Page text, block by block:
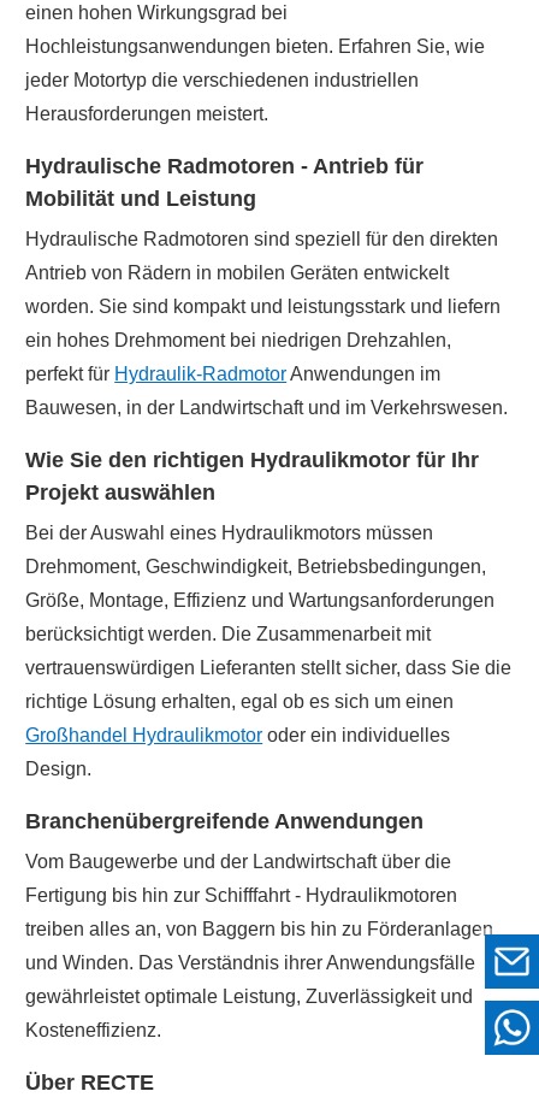
einen hohen Wirkungsgrad bei
Hochleistungsanwendungen bieten. Erfahren Sie, wie
jeder Motortyp die verschiedenen industriellen
Herausforderungen meistert.
Hydraulische Radmotoren - Antrieb für
Mobilität und Leistung
Hydraulische Radmotoren sind speziell für den direkten
Antrieb von Rädern in mobilen Geräten entwickelt
worden. Sie sind kompakt und leistungsstark und liefern
ein hohes Drehmoment bei niedrigen Drehzahlen,
perfekt für Hydraulik-RadmotorAnwendungen im
Bauwesen, in der Landwirtschaft und im Verkehrswesen.
Wie Sie den richtigen Hydraulikmotor für Ihr
Projekt auswählen
Bei der Auswahl eines Hydraulikmotors müssen
Drehmoment, Geschwindigkeit, Betriebsbedingungen,
Größe, Montage, Effizienz und Wartungsanforderungen
berücksichtigt werden. Die Zusammenarbeit mit
vertrauenswürdigen Lieferanten stellt sicher, dass Sie die
richtige Lösung erhalten, egal ob es sich um einen
Großhandel Hydraulikmotor oder ein individuelles
Design.
Branchenübergreifende Anwendungen
Vom Baugewerbe und der Landwirtschaft über die
Fertigung bis hin zur Schifffahrt - Hydraulikmotoren
treiben alles an, von Baggern bis hin zu Förderanlagen
und Winden. Das Verständnis ihrer Anwendungsfälle
gewährleistet optimale Leistung, Zuverlässigkeit und
Kosteneffizienz.
Über RECTE